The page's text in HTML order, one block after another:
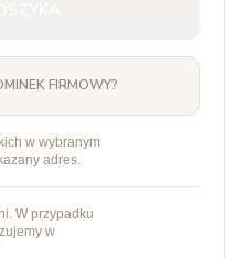
FIRMOWY?
w wybranym
adres.
W przypadku
w